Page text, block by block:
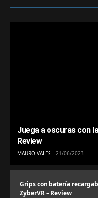
Juega a oscuras con
Review
MAURO VALES 21/06/2023
Grips con batería
ZyberVR – Review